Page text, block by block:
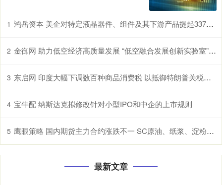
1 鸿岳资本 美企对特定液晶器件、组件及其下游产品提起337调查申请，多家中企为列名被告
2 金御网 助力低空经济高质量发展 “低空融合发展创新实验室”在鄂揭牌
3 东启网 印度大幅下调数百种商品消费税 以抵御特朗普关税冲击
4 宝牛配 纳斯达克拟修改针对小型IPO和中企的上市规则
5 鹰眼策略 国内期货主力合约涨跌不一 SC原油、纸浆、淀粉、原木、棉花涨超1%
最新文章